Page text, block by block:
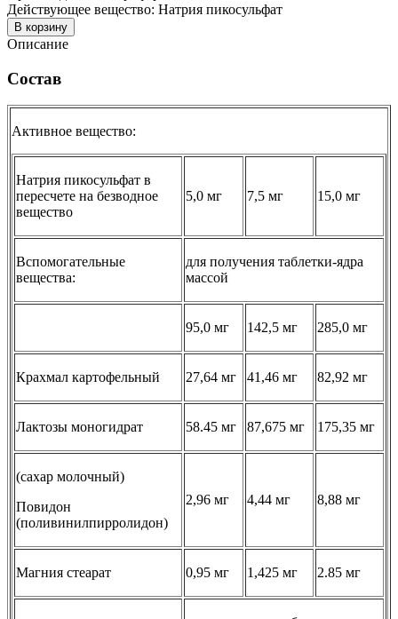
Действующее вещество: Натрия пикосульфат
В корзину
Описание
Состав
Активное вещество:
Натрия пикосульфат в
пересчете на безводное
вещество
5,0 мг 7,5 мг 15,0 мг
Вспомогательные
вещества:
для получения таблетки-ядра
массой
95,0 мг 142,5 мг 285,0 мг
Крахмал картофельный 27,64 мг 41,46 мг 82,92 мг
Лактозы моногидрат 58.45 мг 87,675 мг 175,35 мг
(сахар молочный)
Повидон
(поливинилпирролидон)
2,96 мг 4,44 мг 8,88 мг
Магния стеарат 0,95 мг 1,425 мг 2.85 мг